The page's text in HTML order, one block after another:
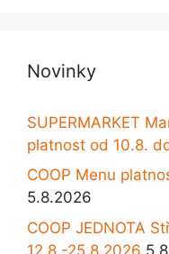
Novinky
SUPERMARKET
platnost od 10.8.
COOP Menu
5.8.2026
COOP JEDNOTA
12.8.-25.8.2026